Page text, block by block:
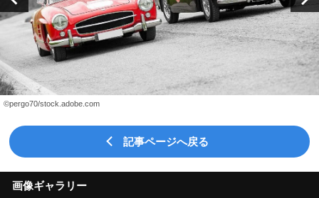
©︎pergo70/stock.adobe.com
記事ページへ戻る
画像ギャラリー